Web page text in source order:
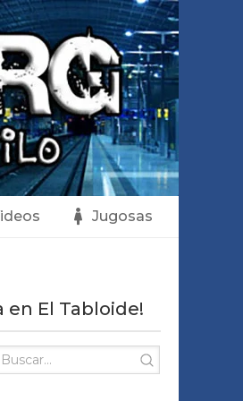
Jugosas
en El Tabloide!